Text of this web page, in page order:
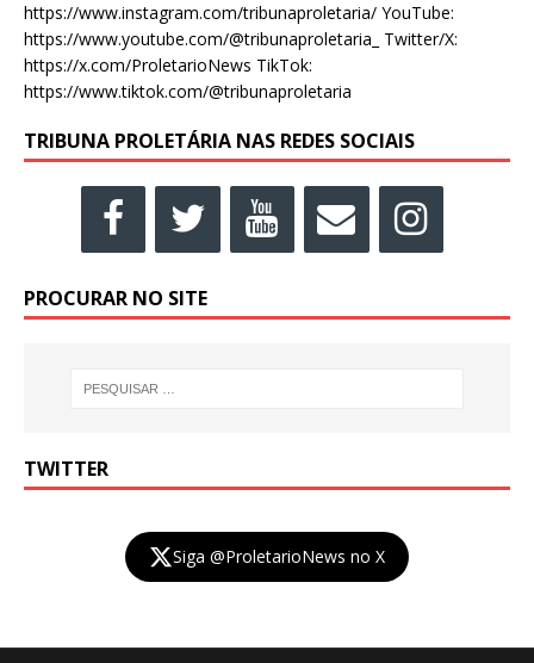
https://www.instagram.com/tribunaproletaria/ YouTube:
https://www.youtube.com/@tribunaproletaria_ Twitter/X:
https://x.com/ProletarioNews TikTok:
https://www.tiktok.com/@tribunaproletaria
TRIBUNA PROLETÁRIA NAS REDES SOCIAIS
PROCURAR NO SITE
TWITTER
Siga @ProletarioNews no X